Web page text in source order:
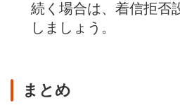
続く場合は、着信拒否
しましょう。
まとめ